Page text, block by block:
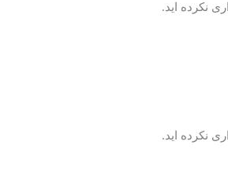
نکرده اید.
نکرده اید.